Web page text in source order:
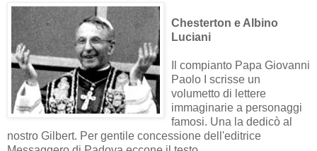
Chesterton e Albino
Luciani
Il compianto Papa Giovanni
Paolo I scrisse un
volumetto di lettere
immaginarie a personaggi
famosi. Una la dedicò al
nostro Gilbert. Per gentile concessione dell'editrice